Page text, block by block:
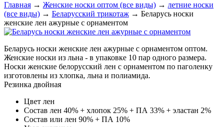
Главная → Женские носки оптом (все виды) → летние носки
(все виды) → Беларусский трикотаж → Беларусь носки
женские лен ажурные с орнаментом
Беларусь носки женские лен ажурные с орнаментом оптом.
Женские носки из льна - в упаковке 10 пар одного размера.
Носки женские белорусский лен с орнаментом по паголенку
изготовлены из хлопка, льна и полиамида.
Резинка двойная
Цвет лен
Состав лен 40% + хлопок 25% + ПА 33% + эластан 2%
Состав или лен 90% + ПА 10%